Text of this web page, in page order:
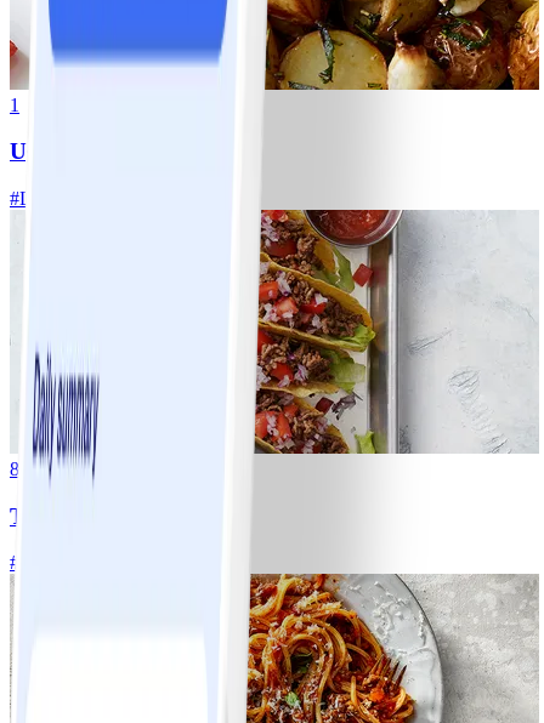
1
Ugnsrostad potatis
#Lätt
8
Tacos
#